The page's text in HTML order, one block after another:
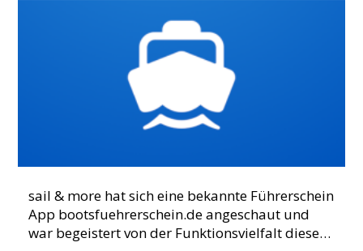
sail & more hat sich eine bekannte Führerschein
App bootsfuehrerschein.de angeschaut und
war begeistert von der Funktionsvielfalt dieser